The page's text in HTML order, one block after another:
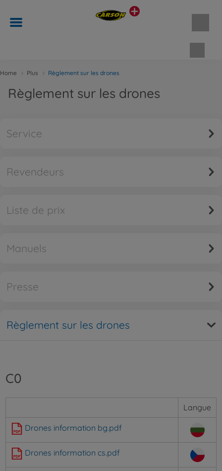
Home Plus Règlement sur les drones
Règlement sur les drones
Service
Revendeurs
Liste de prix
Manuels
Presse
Règlement sur les drones
C0
Langue
Drones information bg.pdf
Drones information cs.pdf